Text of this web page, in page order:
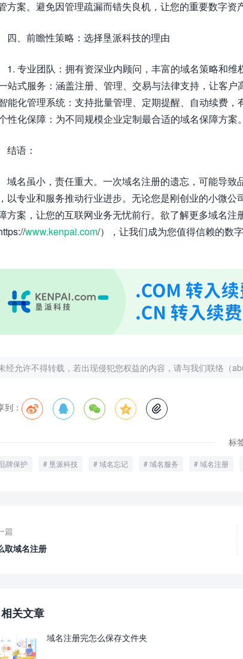
方案。避免因管理疏漏而错失良机，让您的重要数字资
四、前瞻性策略：选择垦派科技的理由
1. 专业团队：拥有资深业内顾问，丰富的域名策略和维
站式服务：涵盖注册、管理、交易与法律支持，让客户
能化管理系统：支持批量管理、定期提醒、自动续费，
性化保障：为不同规模企业定制最合适的域名保障方案。
结语：
域名虽小，责任重大。一次域名注册的遗忘，可能导
以专业和服务推动行业进步。无论您是刚创业的小微
方案，让您的互联网业务无忧前行。欲了解更多域名注
www.kenpai.com/），让我们成为您值得信赖的数
经允许不得转载，若出现侵犯您权益的内容，请与我们联络（
到：     
标
牌保护 垦派科技 域名忘记 域名服务 域名注册
篇
取域名注册
相关文章
域名注册完怎么保存文件夹